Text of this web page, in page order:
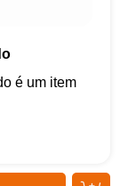
é um item